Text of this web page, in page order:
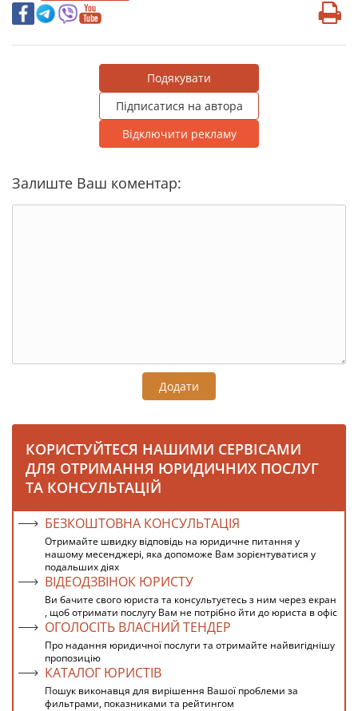
Подякувати
Підписатися на автора
Відключити рекламу
Залиште Ваш коментар:
Додати
КОРИСТУЙТЕСЯ НАШИМИ СЕРВІСАМИ
ДЛЯ ОТРИМАННЯ ЮРИДИЧНИХ ПОСЛУГ
ТА КОНСУЛЬТАЦІЙ
БЕЗКОШТОВНА КОНСУЛЬТАЦІЯ
Отримайте швидку відповідь на юридичне питання у
нашому месенджері, яка допоможе Вам зорієнтуватися у
подальших діях
ВІДЕОДЗВІНОК ЮРИСТУ
Ви бачите свого юриста та консультуєтесь з ним через екран
, щоб отримати послугу Вам не потрібно йти до юриста в офіс
ОГОЛОСІТЬ ВЛАСНИЙ ТЕНДЕР
Про надання юридичної послуги та отримайте найвигіднішу
пропозицію
КАТАЛОГ ЮРИСТІВ
Пошук виконавця для вирішення Вашої проблеми за
фильтрами, показниками та рейтингом